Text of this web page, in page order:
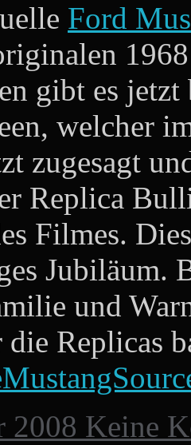
Ford
gibt es
welcher
zugesagt
Replica
Filmes.
Jubiläum.
und
die Replicas
2008 Keine